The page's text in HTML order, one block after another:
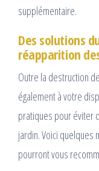
supplémentaire.
Des solutions
réapparition
Outre la destruction
également à votre
pratiques pour éviter
jardin. Voici quelques
pourront vous